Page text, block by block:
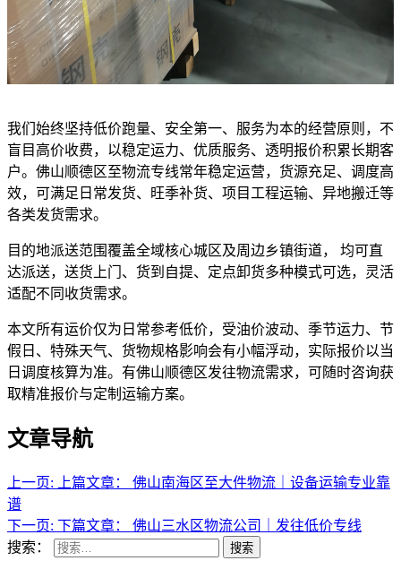
我们始终坚持低价跑量、安全第一、服务为本的经营原则，不
盲目高价收费，以稳定运力、优质服务、透明报价积累长期客
户。佛山顺德区至物流专线常年稳定运营，货源充足、调度高
效，可满足日常发货、旺季补货、项目工程运输、异地搬迁等
各类发货需求。
目的地派送范围覆盖全域核心城区及周边乡镇街道， 均可直
达派送，送货上门、货到自提、定点卸货多种模式可选，灵活
适配不同收货需求。
本文所有运价仅为日常参考低价，受油价波动、季节运力、节
假日、特殊天气、货物规格影响会有小幅浮动，实际报价以当
日调度核算为准。有佛山顺德区发往物流需求，可随时咨询获
取精准报价与定制运输方案。
文章导航
上一页: 上篇文章：
佛山南海区至大件物流｜设备运输专业靠
谱
下一页: 下篇文章：
佛山三水区物流公司｜发往低价专线
搜索：
搜索